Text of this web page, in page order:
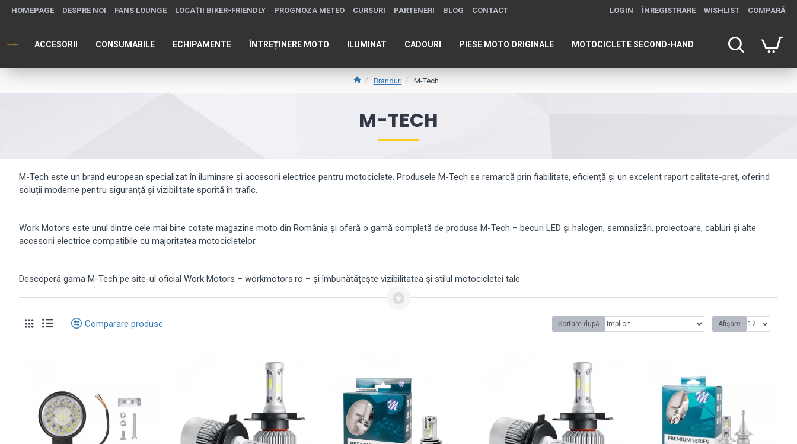
HOMEPAGE DESPRE NOI FANS LOUNGE LOCAȚII BIKER-FRIENDLY PROGNOZA METEO CURSURI PARTENERI BLOG CONTACT LOGIN ÎNREGISTRARE WISHLIST COMPARĂ
ACCESORII CONSUMABILE ECHIPAMENTE ÎNTREȚINERE MOTO ILUMINAT CADOURI PIESE MOTO ORIGINALE MOTOCICLETE SECOND-HAND
Branduri M-Tech
M-TECH
M-Tech este un brand european specializat în iluminare și accesorii electrice pentru motociclete. Produsele M-Tech se remarcă prin fiabilitate, eficiență și un excelent raport calitate-preț, oferind
soluții moderne pentru siguranță și vizibilitate sporită în trafic.
Work Motors este unul dintre cele mai bine cotate magazine moto din România și oferă o gamă completă de produse M-Tech – becuri LED și halogen, semnalizări, proiectoare, cabluri și alte
accesorii electrice compatibile cu majoritatea motocicletelor.
Descoperă gama M-Tech pe site-ul oficial Work Motors – workmotors.ro – și îmbunătățește vizibilitatea și stilul motocicletei tale.
Comparare produse Sortare după Afișare